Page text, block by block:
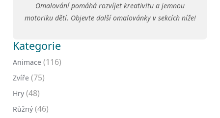
Omalování pomáhá rozvíjet kreativitu a jemnou
motoriku dětí. Objevte další omalovánky v sekcích níže!
Kategorie
Animace (116)
Zvíře (75)
Hry (48)
Růžný (46)